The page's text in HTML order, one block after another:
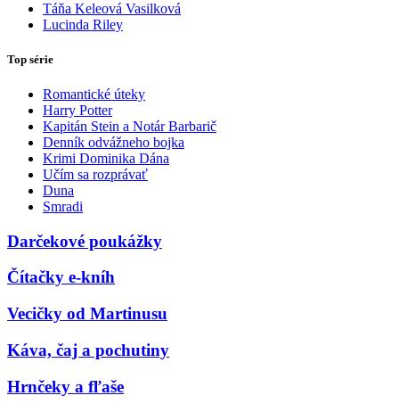
Táňa Keleová Vasilková
Lucinda Riley
Top série
Romantické úteky
Harry Potter
Kapitán Stein a Notár Barbarič
Denník odvážneho bojka
Krimi Dominika Dána
Učím sa rozprávať
Duna
Smradi
Darčekové poukážky
Čítačky e-kníh
Vecičky od Martinusu
Káva, čaj a pochutiny
Hrnčeky a fľaše